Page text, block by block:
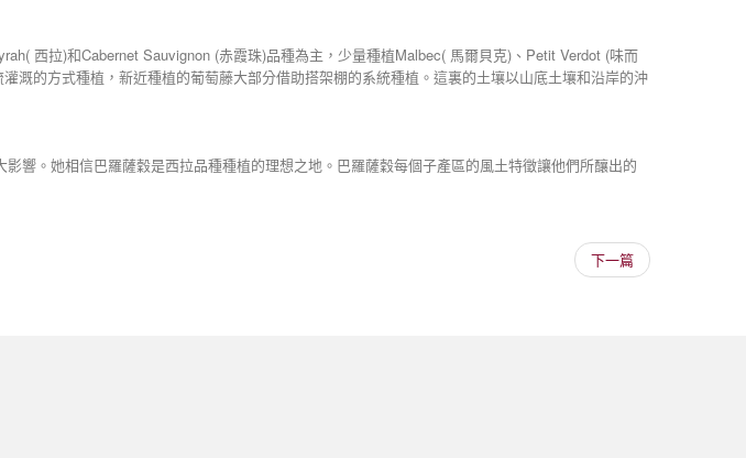
西拉)和Cabernet Sauvignon (赤霞珠)品種為主，少量種植Malbec( 馬爾貝克)、Petit Verdot (味而
溉的方式種植，新近種植的葡萄藤大部分借助搭架棚的系統種植。這裏的土壤以山底土壤和沿岸的沖
。她相信巴羅薩穀是西拉品種種植的理想之地。巴羅薩穀每個子產區的風土特徵讓他們所釀出的
下一篇